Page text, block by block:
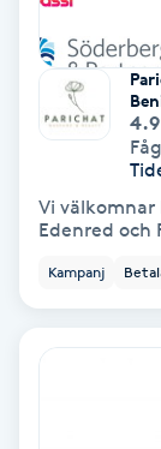
Headspa
Healing
Herrklippning
HIFU
Hollywood Peel
Hot Stone
4.9
Vi välkomnar
Edenred och
Kampanj